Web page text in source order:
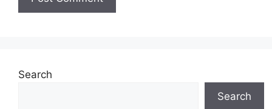
Search
Search